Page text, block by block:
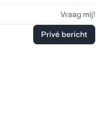
Vraag mij!
Privé bericht